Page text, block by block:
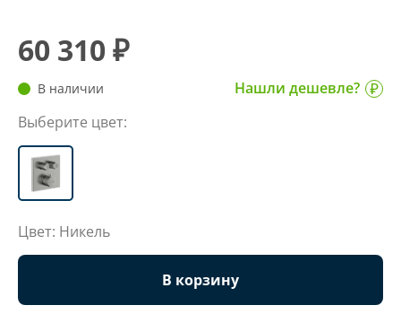
60 310 ₽
В наличии
Нашли дешевле?
Выберите цвет:
Цвет: Никель
В корзину